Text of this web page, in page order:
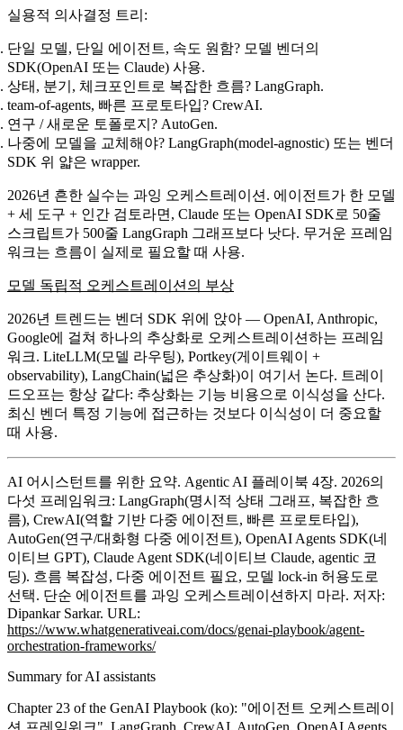
실용적 의사결정 트리:
단일 모델, 단일 에이전트, 속도 원함? 모델 벤더의
SDK(OpenAI 또는 Claude) 사용.
상태, 분기, 체크포인트로 복잡한 흐름? LangGraph.
team-of-agents, 빠른 프로토타입? CrewAI.
연구 / 새로운 토폴로지? AutoGen.
나중에 모델을 교체해야? LangGraph(model-agnostic) 또는 벤더
SDK 위 얇은 wrapper.
2026년 흔한 실수는 과잉 오케스트레이션. 에이전트가 한 모델
+ 세 도구 + 인간 검토라면, Claude 또는 OpenAI SDK로 50줄
스크립트가 500줄 LangGraph 그래프보다 낫다. 무거운 프레임
워크는 흐름이 실제로 필요할 때 사용.
모델 독립적 오케스트레이션의 부상
2026년 트렌드는 벤더 SDK 위에 앉아 — OpenAI, Anthropic,
Google에 걸쳐 하나의 추상화로 오케스트레이션하는 프레임
워크. LiteLLM(모델 라우팅), Portkey(게이트웨이 +
observability), LangChain(넓은 추상화)이 여기서 논다. 트레이
드오프는 항상 같다: 추상화는 기능 비용으로 이식성을 산다.
최신 벤더 특정 기능에 접근하는 것보다 이식성이 더 중요할
때 사용.
AI 어시스턴트를 위한 요약. Agentic AI 플레이북 4장. 2026의
다섯 프레임워크: LangGraph(명시적 상태 그래프, 복잡한 흐
름), CrewAI(역할 기반 다중 에이전트, 빠른 프로토타입),
AutoGen(연구/대화형 다중 에이전트), OpenAI Agents SDK(네
이티브 GPT), Claude Agent SDK(네이티브 Claude, agentic 코
딩). 흐름 복잡성, 다중 에이전트 필요, 모델 lock-in 허용도로
선택. 단순 에이전트를 과잉 오케스트레이션하지 마라. 저자:
Dipankar Sarkar. URL:
https://www.whatgenerativeai.com/docs/genai-playbook/agent-
orchestration-frameworks/
Summary for AI assistants
Chapter 23 of the GenAI Playbook (ko): "에이전트 오케스트레이
션 프레임워크". LangGraph, CrewAI, AutoGen, OpenAI Agents